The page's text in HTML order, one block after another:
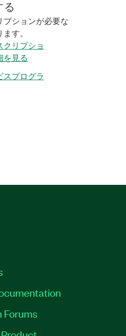
る
ションが必要な
す。
クリプショ
を見る
スプログラ
Forums